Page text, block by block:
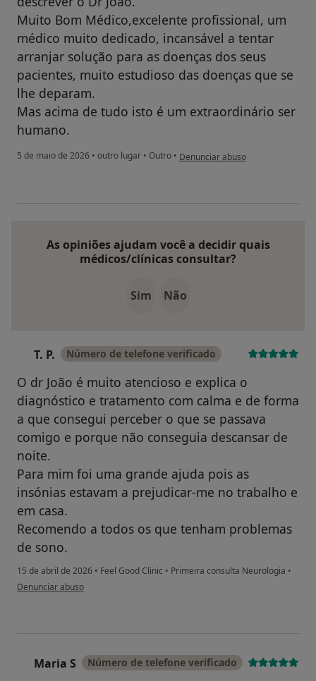
Muito Bom Médico,excelente profissional, um
médico muito dedicado, incansável a tentar
arranjar solução para as doenças dos seus
pacientes, muito estudioso das doenças que se
lhe deparam.
Mas acima de tudo isto é um extraordinário ser
humano.
5 de maio de 2026 • outro lugar • Outro • na opinião do utilizador Vitor
Denunciar abuso
As opiniões ajudam você a decidir quais
médicos/clínicas consultar?
Sim Não
T. P. Número de telefone verificado
O dr João é muito atencioso e explica o
diagnóstico e tratamento com calma e de forma
a que consegui perceber o que se passava
comigo e porque não conseguia descansar de
noite.
Para mim foi uma grande ajuda pois as
insónias estavam a prejudicar-me no trabalho e
em casa.
Recomendo a todos os que tenham problemas
de sono.
15 de abril de 2026 • Feel Good Clinic • Primeira consulta Neurologia •
na opinião do utilizador T. P.
Denunciar abuso
Maria S Número de telefone verificado